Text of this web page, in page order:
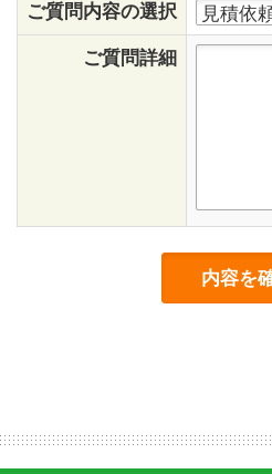
ご質問内容の選択
ご質問詳細